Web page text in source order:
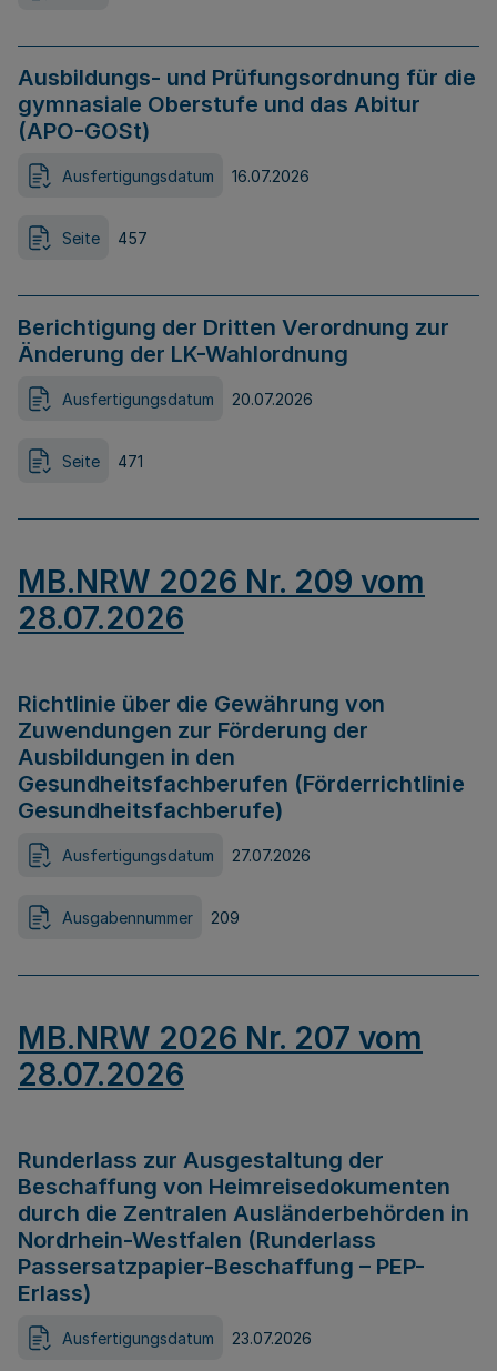
Ausbildungs- und Prüfungsordnung für die
gymnasiale Oberstufe und das Abitur
(APO-GOSt)
Ausfertigungsdatum 16.07.2026
Seite 457
Berichtigung der Dritten Verordnung zur
Änderung der LK-Wahlordnung
Ausfertigungsdatum 20.07.2026
Seite 471
MB.NRW 2026 Nr. 209 vom
28.07.2026
Richtlinie über die Gewährung von
Zuwendungen zur Förderung der
Ausbildungen in den
Gesundheitsfachberufen (Förderrichtlinie
Gesundheitsfachberufe)
Ausfertigungsdatum 27.07.2026
Ausgabennummer 209
MB.NRW 2026 Nr. 207 vom
28.07.2026
Runderlass zur Ausgestaltung der
Beschaffung von Heimreisedokumenten
durch die Zentralen Ausländerbehörden in
Nordrhein-Westfalen (Runderlass
Passersatzpapier-Beschaffung – PEP-
Erlass)
Ausfertigungsdatum 23.07.2026